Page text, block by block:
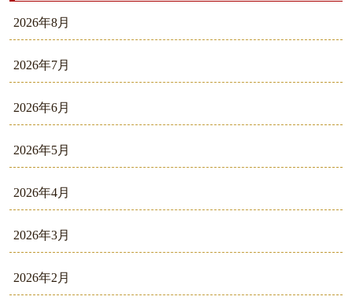
2026年8月
2026年7月
2026年6月
2026年5月
2026年4月
2026年3月
2026年2月